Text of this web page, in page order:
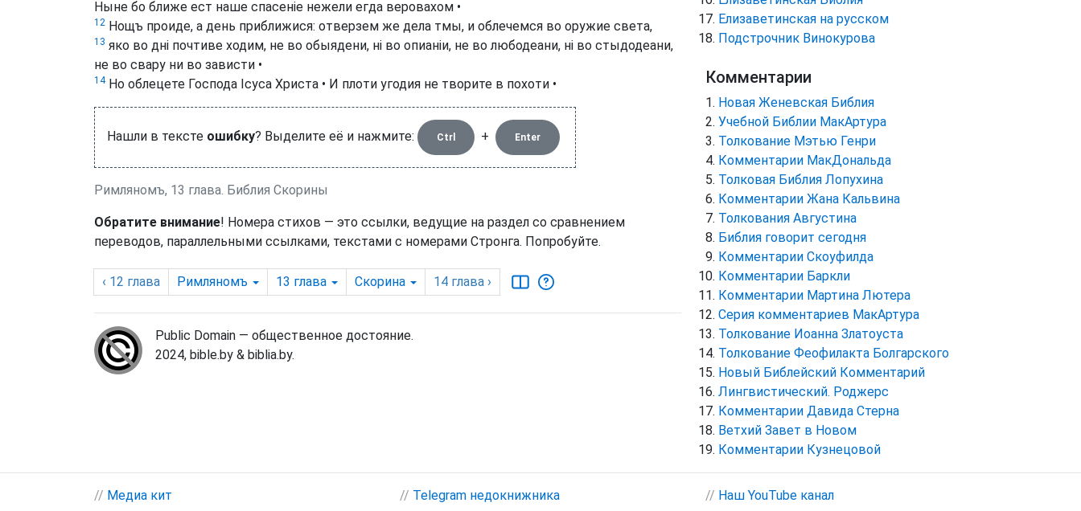
Ныне бо ближе ест наше спасеніе нежели егда веровахом •
12 Нощъ проиде, а день приближися: отверзем же дела тмы, и облечемся во оружие света,
13 яко во дні почтиве ходим, не во обыядени, ні во опианіи, не во любодеани, ні во стыдодеани,
не во свару ни во зависти •
14Но облецете Господа Ісуса Христа • И плоти угодия не творите в похоти •
Нашли в тексте ошибку? Выделите её и нажмите: Ctrl + Enter
Римляномъ, 13 глава. Библия Скорины
Обратите внимание! Номера стихов — это ссылки, ведущие на раздел со сравнением
переводов, параллельными ссылками, текстами с номерами Стронга. Попробуйте.
‹ 12 глава Римляномъ 13 глава Скорина 14 глава ›
Public Domain — общественное достояние.
2024, bible.by & biblia.by.
Елизаветинская на русском
Подстрочник Винокурова
Комментарии
Новая Женевская Библия
Учебной Библии МакАртура
Толкование Мэтью Генри
Комментарии МакДональда
Толковая Библия Лопухина
Комментарии Жана Кальвина
Толкования Августина
Библия говорит сегодня
Комментарии Скоуфилда
Комментарии Баркли
Комментарии Мартина Лютера
Серия комментариев МакАртура
Толкование Иоанна Златоуста
Толкование Феофилакта Болгарского
Новый Библейский Комментарий
Лингвистический. Роджерс
Комментарии Давида Стерна
Ветхий Завет в Новом
Комментарии Кузнецовой
// Медиа кит // Telegram недокнижника // Наш YouTube канал